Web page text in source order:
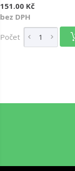
151.00 Kč
bez DPH
Počet